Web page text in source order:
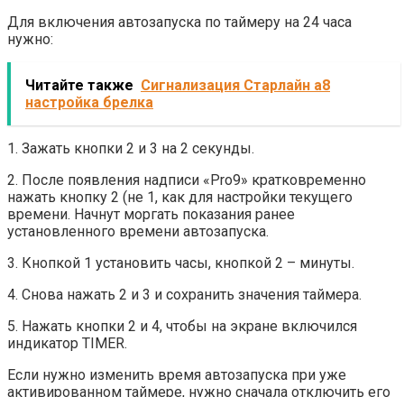
Для включения автозапуска по таймеру на 24 часа
нужно:
Читайте также Сигнализация Старлайн а8
настройка брелка
1. Зажать кнопки 2 и 3 на 2 секунды.
2. После появления надписи «Pro9» кратковременно
нажать кнопку 2 (не 1, как для настройки текущего
времени. Начнут моргать показания ранее
установленного времени автозапуска.
3. Кнопкой 1 установить часы, кнопкой 2 – минуты.
4. Снова нажать 2 и 3 и сохранить значения таймера.
5. Нажать кнопки 2 и 4, чтобы на экране включился
индикатор TIMER.
Если нужно изменить время автозапуска при уже
активированном таймере, нужно сначала отключить его